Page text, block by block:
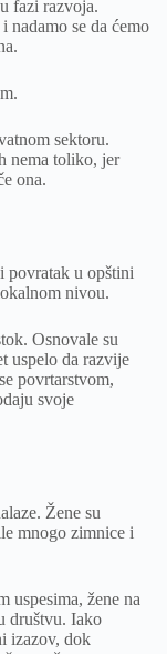
fazi razvoja.
nadamo se da ćemo
sektoru.
nema toliko, jer
ona.
povratak u opštini
nivou.
Osnovale su
uspelo da razvije
povrtarstvom,
svoje
Žene su
mnogo zimnice i
uspesima, žene na
društvu. Iako
izazov, dok